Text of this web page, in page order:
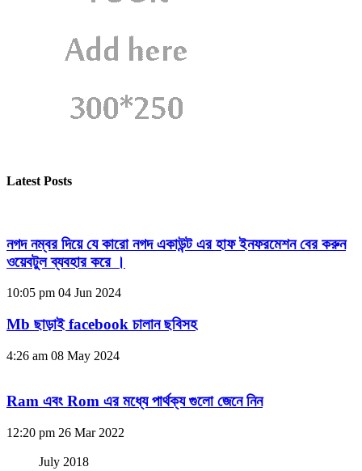
Latest Posts
নগদ নম্বর দিয়ে যে কারো নগদ একাউন্ট এর হাফ ইনফরমেশন বের করুন
ওয়েবটুল ব্যবহার করে ।
10:05 pm 04 Jun 2024
Mb ছাড়াই facebook চালান ছবিসহ
4:26 am 08 May 2024
Ram এবং Rom এর মধ্যে পার্থক্য গুলো জেনে নিন
12:20 pm 26 Mar 2022
July 2018